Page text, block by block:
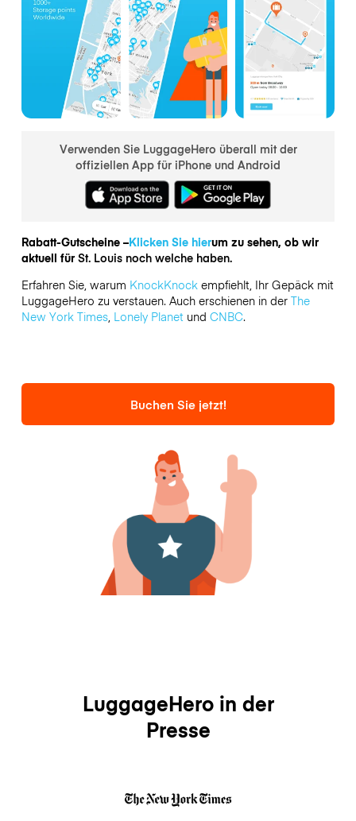
Verwenden Sie LuggageHero überall mit der
offiziellen App für iPhone und Android
Rabatt-Gutscheine –Klicken Sie hierum zu sehen, ob wir
aktuell für St. Louis noch welche haben.
Erfahren Sie, warum KnockKnockempfiehlt, Ihr Gepäck mit
LuggageHero zu verstauen. Auch erschienen in der The
New York Times, Lonely Planetund CNBC.
Buchen Sie jetzt!
LuggageHero in der
Presse